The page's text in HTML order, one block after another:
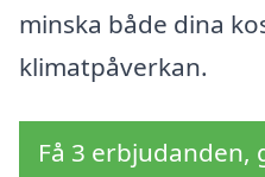
minska både dina
klimatpåverkan.
Få 3 erbjudanden,